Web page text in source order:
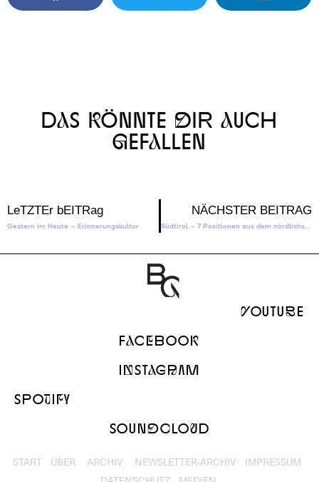
DaS kÖNNTE dIR aUCH
gEFaLLEN
LeTZTEr bEITRag
Gestern im Heute – Erinnerungskultur
NÄCHSTER BEITRAG
Südtirol – 7 Positionen aus dem nördlichsten Italien
yOUTUbE
FaCeBOOk
InSTaGrAM
SPOtIfY
SOUNdcLOuD
START ÜBER ARCHIV NEWSLETTER-ARCHIV
IMPRESSUM